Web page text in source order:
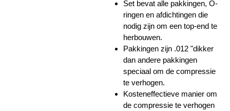
Set bevat alle pakkingen, O-
ringen en afdichtingen die
nodig zijn om een ​​top-end te
herbouwen.
Pakkingen zijn .012 "dikker
dan andere pakkingen
speciaal om de compressie
te verhogen.
Kosteneffectieve manier om
de compressie te verhogen